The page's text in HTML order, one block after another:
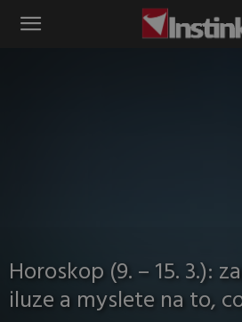
Instinkt
Horoskop (9. – 15. 3.):
iluze a myslete na to,